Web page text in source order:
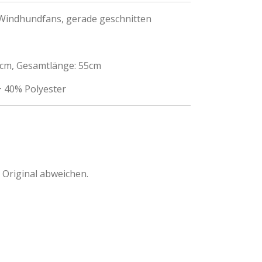
gerade geschnitten
Gesamtlänge: 55cm
40% Polyester
abweichen.